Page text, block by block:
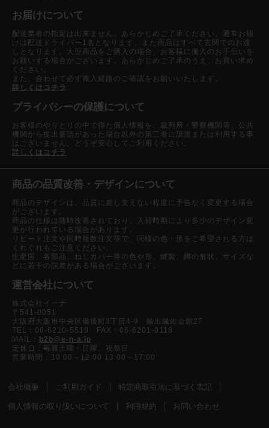
お届けについて
配送業者の指定は出来ません。あらかじめご了承ください。通常お届
けは配送ドライバー1名となります。また商品はすべて玄関でのお渡
しとなります。大型商品をご購入の場合、お客様に搬入のお手伝いを
お願いする場合がございます。あらかじめご了承のうえ、お買い求め
ください。
また、合わせて必ず搬入経路のご確認をお願いいたします。
詳しくはコチラ
プライバシーの保護について
お客様のやりとりの中で得た個人情報を、裁判所・警察機関等、公共
機関から提出要請があった場合以外の第三者に譲渡または利用する事
はございません。どうぞ安心してご利用ください。
詳しくはコチラ
商品の品質改善・デザインについて
商品のデザインは、品質に差し支えない程度に予告なく変更する場合
がございます。
商品の仕様は随時改善されており、入荷時期により多少のデザイン変
更が行われている場合があります。
リピート注文や同時複数注文等で、同様の色・形をご希望される方は
くれぐれもご注意ください。
生産国、各部品、ねじカバー等の色や形、縫製、脚の形状、サイズな
どに若干の誤差がある場合がございます。
運営会社について
株式会社イーナ
〒541-0051
大阪府大阪市中央区備後町3丁目4-9 輸出繊維会館2F
TEL：06-6210-5519 FAX：06-6201-0118
MAIL： b2b@e-n-a.jp
定休日：毎週土曜・日曜、祝祭日
営業時間：10:00～12:00 13:00～17:00
会社概要 ご利用ガイド 特定商取引法に基づく表記
個人情報の取り扱いについて 利用規約 お問い合わせ